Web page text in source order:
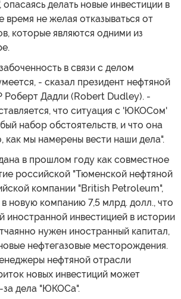
делать новые инвестиции в
время не желая отказываться от
которые являются одними из
в связи с делом
- сказал президент нефтяной
Роберт Дадли (Robert Dudley). -
что ситуация с 'ЮКОСом'
набор обстоятельств, и что она
как мы намерены вести наши дела".
в прошлом году как совместное
российской "Тюменской нефтяной
компании "British Petroleum",
новую компанию 7,5 млрд. долл., что
иностранной инвестицией в истории
нужен иностранный капитал,
нефтегазовые месторождения.
нефтяной отрасли
новых инвестиций может
за дела "ЮКОСа".